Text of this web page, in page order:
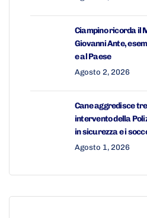
Ciampino ricorda il
Giovanni Ante,
e al Paese
Agosto 2, 2026
Cane aggredisce
intervento della
in sicurezza e i
Agosto 1, 2026